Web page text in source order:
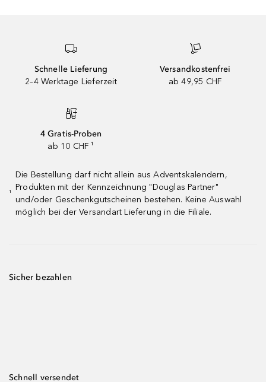
Schnelle Lieferung
2–4 Werktage Lieferzeit
Versandkostenfrei
ab 49,95 CHF
4 Gratis-Proben
ab 10 CHF ¹
¹
Die Bestellung darf nicht allein aus Adventskalendern,
Produkten mit der Kennzeichnung "Douglas Partner"
und/oder Geschenkgutscheinen bestehen. Keine Auswahl
möglich bei der Versandart Lieferung in die Filiale.
Sicher bezahlen
Schnell versendet